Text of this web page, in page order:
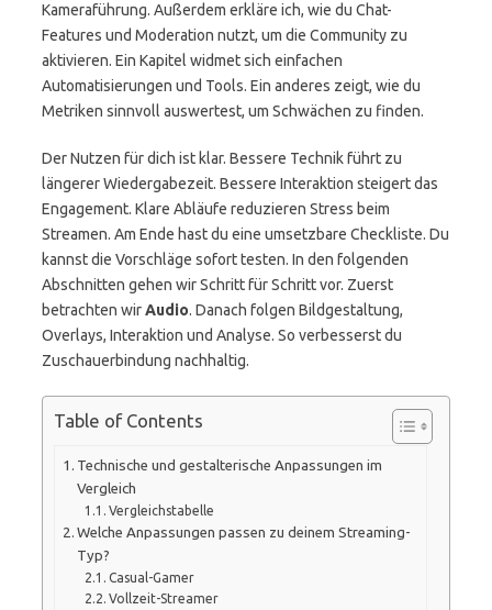
Kameraführung. Außerdem erkläre ich, wie du Chat-
Features und Moderation nutzt, um die Community zu
aktivieren. Ein Kapitel widmet sich einfachen
Automatisierungen und Tools. Ein anderes zeigt, wie du
Metriken sinnvoll auswertest, um Schwächen zu finden.
Der Nutzen für dich ist klar. Bessere Technik führt zu
längerer Wiedergabezeit. Bessere Interaktion steigert das
Engagement. Klare Abläufe reduzieren Stress beim
Streamen. Am Ende hast du eine umsetzbare Checkliste. Du
kannst die Vorschläge sofort testen. In den folgenden
Abschnitten gehen wir Schritt für Schritt vor. Zuerst
betrachten wirAudio. Danach folgen Bildgestaltung,
Overlays, Interaktion und Analyse. So verbesserst du
Zuschauerbindung nachhaltig.
Table of Contents
Technische und gestalterische Anpassungen im
Vergleich
Vergleichstabelle
Welche Anpassungen passen zu deinem Streaming-
Typ?
Casual-Gamer
Vollzeit-Streamer